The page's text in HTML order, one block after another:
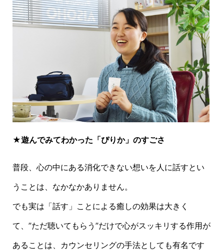
★遊んでみてわかった「ぴりか」のすごさ
普段、心の中にある消化できない想いを人に話すとい
うことは、なかなかありません。
でも実は「話す」ことによる癒しの効果は大きく
て、”ただ聴いてもらう”だけで心がスッキリする作用が
あることは、カウンセリングの手法としても有名です